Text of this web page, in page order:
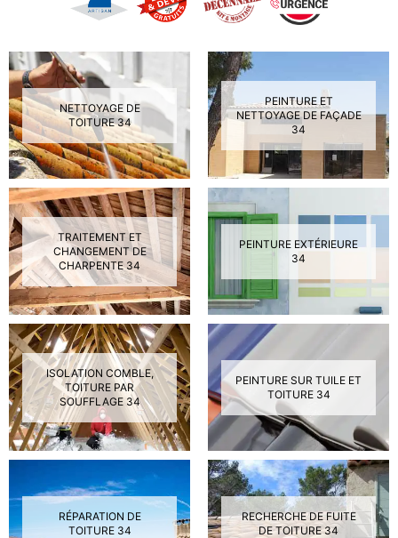
NETTOYAGE DE
TOITURE 34
PEINTURE ET
NETTOYAGE DE FAÇADE
34
TRAITEMENT ET
CHANGEMENT DE
CHARPENTE 34
PEINTURE EXTÉRIEURE
34
ISOLATION COMBLE,
TOITURE PAR
SOUFFLAGE 34
PEINTURE SUR TUILE ET
TOITURE 34
RÉPARATION DE
TOITURE 34
RECHERCHE DE FUITE
DE TOITURE 34